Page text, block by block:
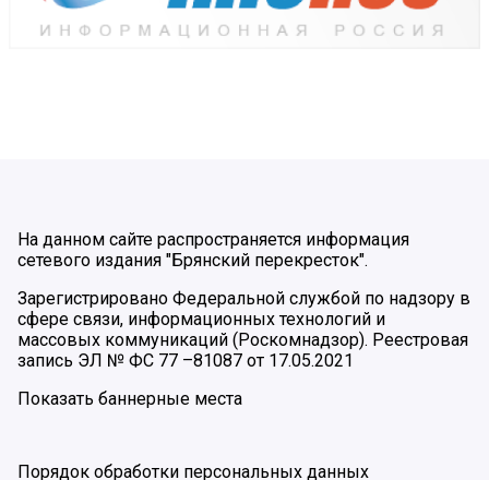
На данном сайте распространяется информация
сетевого издания "Брянский перекресток".
Зарегистрировано Федеральной службой по надзору в
сфере связи, информационных технологий и
массовых коммуникаций (Роскомнадзор). Реестровая
запись ЭЛ № ФС 77 –81087 от 17.05.2021
Показать баннерные места
Порядок обработки персональных данных